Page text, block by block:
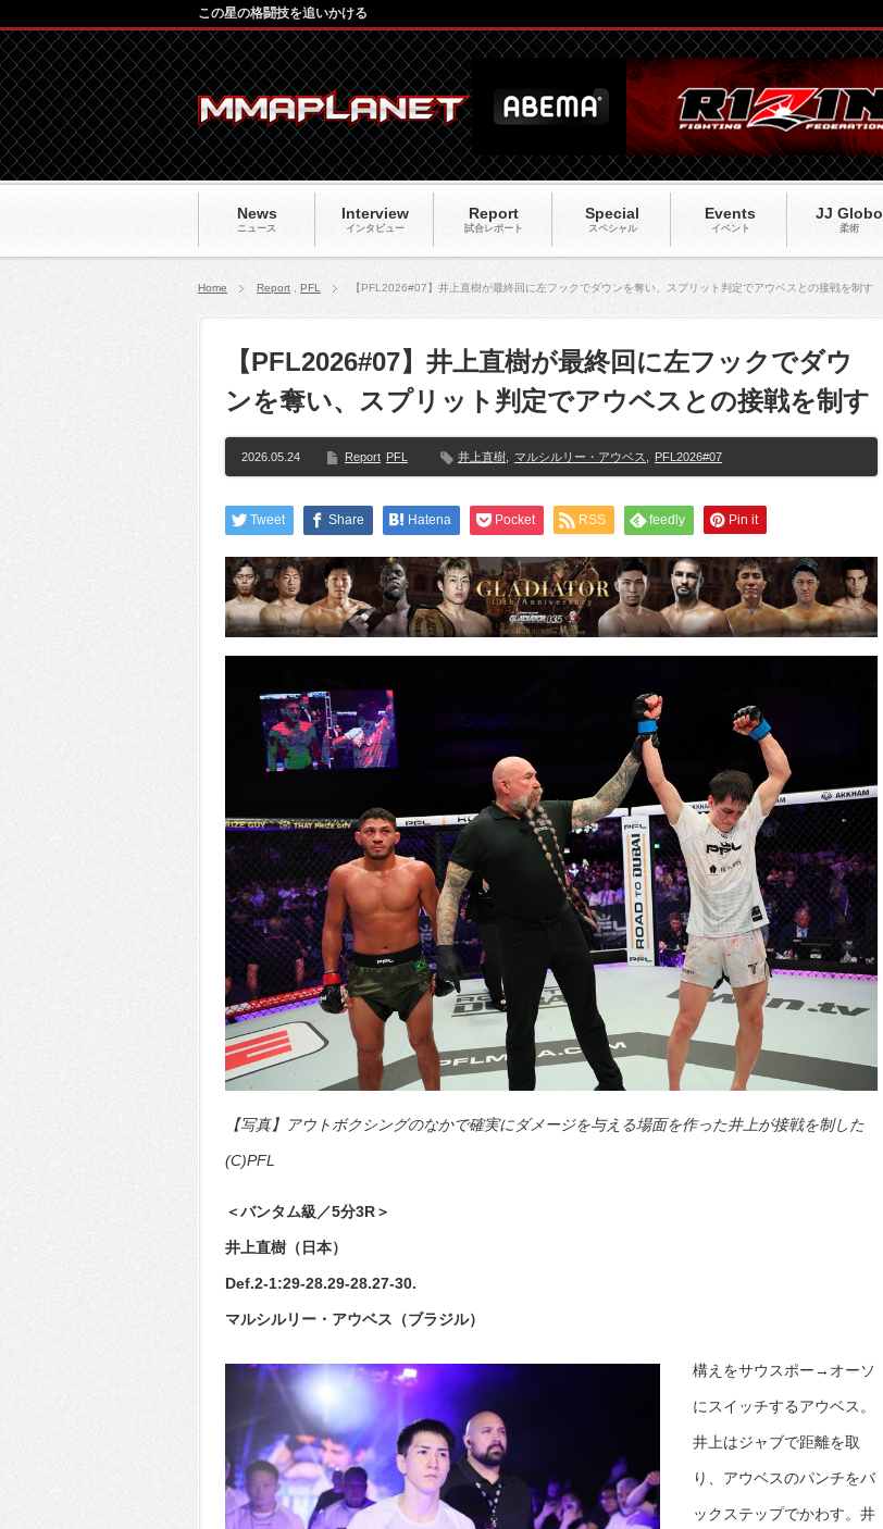
News
ニュース
Interview
インタビュー
Report
試合レポート
Special
スペシャル
Events
イベント
JJ Globo
柔術
この星の格闘技を追いかける
Home Report PFL 【PFL2026#07】井上直樹が最終回に左フックでダウンを奪い、スプリット判定でアウベスとの接戦を制す
【PFL2026#07】井上直樹が最終回に左フックでダウ
ンを奪い、スプリット判定でアウベスとの接戦を制す
2026.05.24 Report PFL 井上直樹 マルシルリー・アウベス PFL2026#07
Tweet Share Hatena Pocket RSS feedly Pin it
【写真】アウトボクシングのなかで確実にダメージを与える場面を作った井上が接戦を制した
(C)PFL
＜バンタム級／5分3R＞
井上直樹（日本）
Def.2-1:29-28.29-28.27-30.
マルシルリー・アウベス（ブラジル）
構えをサウスポー→オーソ
にスイッチするアウベス。
井上はジャブで距離を取
り、アウベスのパンチをバ
ックステップでかわす。井